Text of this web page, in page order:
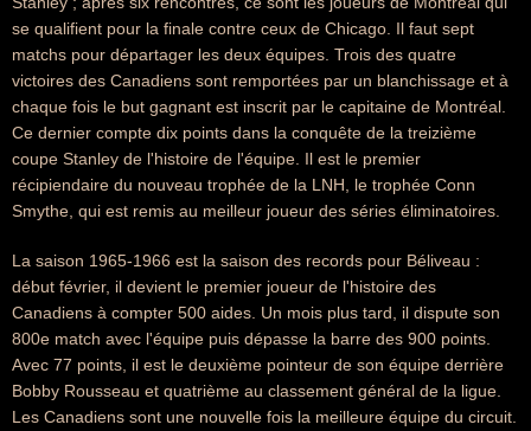
se qualifient pour la finale contre ceux de Chicago. Il faut sept
matchs pour départager les deux équipes. Trois des quatre
victoires des Canadiens sont remportées par un blanchissage et à
chaque fois le but gagnant est inscrit par le capitaine de Montréal.
Ce dernier compte dix points dans la conquête de la treizième
coupe Stanley de l'histoire de l'équipe. Il est le premier
récipiendaire du nouveau trophée de la LNH, le trophée Conn
Smythe, qui est remis au meilleur joueur des séries éliminatoires.
La saison 1965-1966 est la saison des records pour Béliveau :
début février, il devient le premier joueur de l'histoire des
Canadiens à compter 500 aides. Un mois plus tard, il dispute son
800e match avec l'équipe puis dépasse la barre des 900 points.
Avec 77 points, il est le deuxième pointeur de son équipe derrière
Bobby Rousseau et quatrième au classement général de la ligue.
Les Canadiens sont une nouvelle fois la meilleure équipe du circuit.